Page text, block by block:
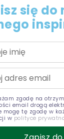
się
zgodę na
email drogą
mogę tę zgodę w
w polityce